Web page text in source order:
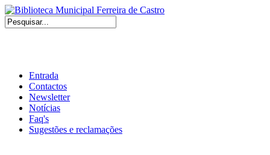
Entrada
Contactos
Newsletter
Notícias
Faq's
Sugestões e reclamações